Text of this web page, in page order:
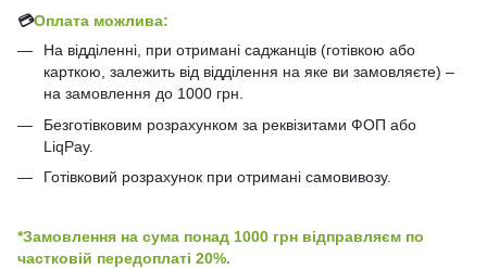
💳Оплата можлива:
На відділенні, при отримані саджанців (готівкою або
карткою, залежить від відділення на яке ви замовляєте) –
на замовлення до 1000 грн.
Безготівковим розрахунком за реквізитами ФОП або
LiqPay.
Готівковий розрахунок при отримані самовивозу.
*Замовлення на сума понад 1000 грн відправляєм по
частковій передоплаті 20%.